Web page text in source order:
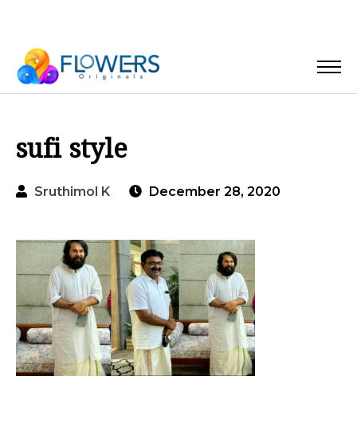
sufi style
Sruthimol K December 28, 2020